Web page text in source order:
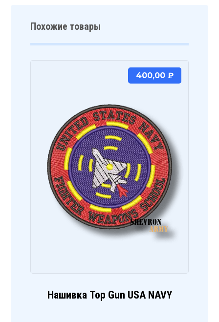
Похожие товары
Нашивка Top Gun USA NAVY
400,00 ₽